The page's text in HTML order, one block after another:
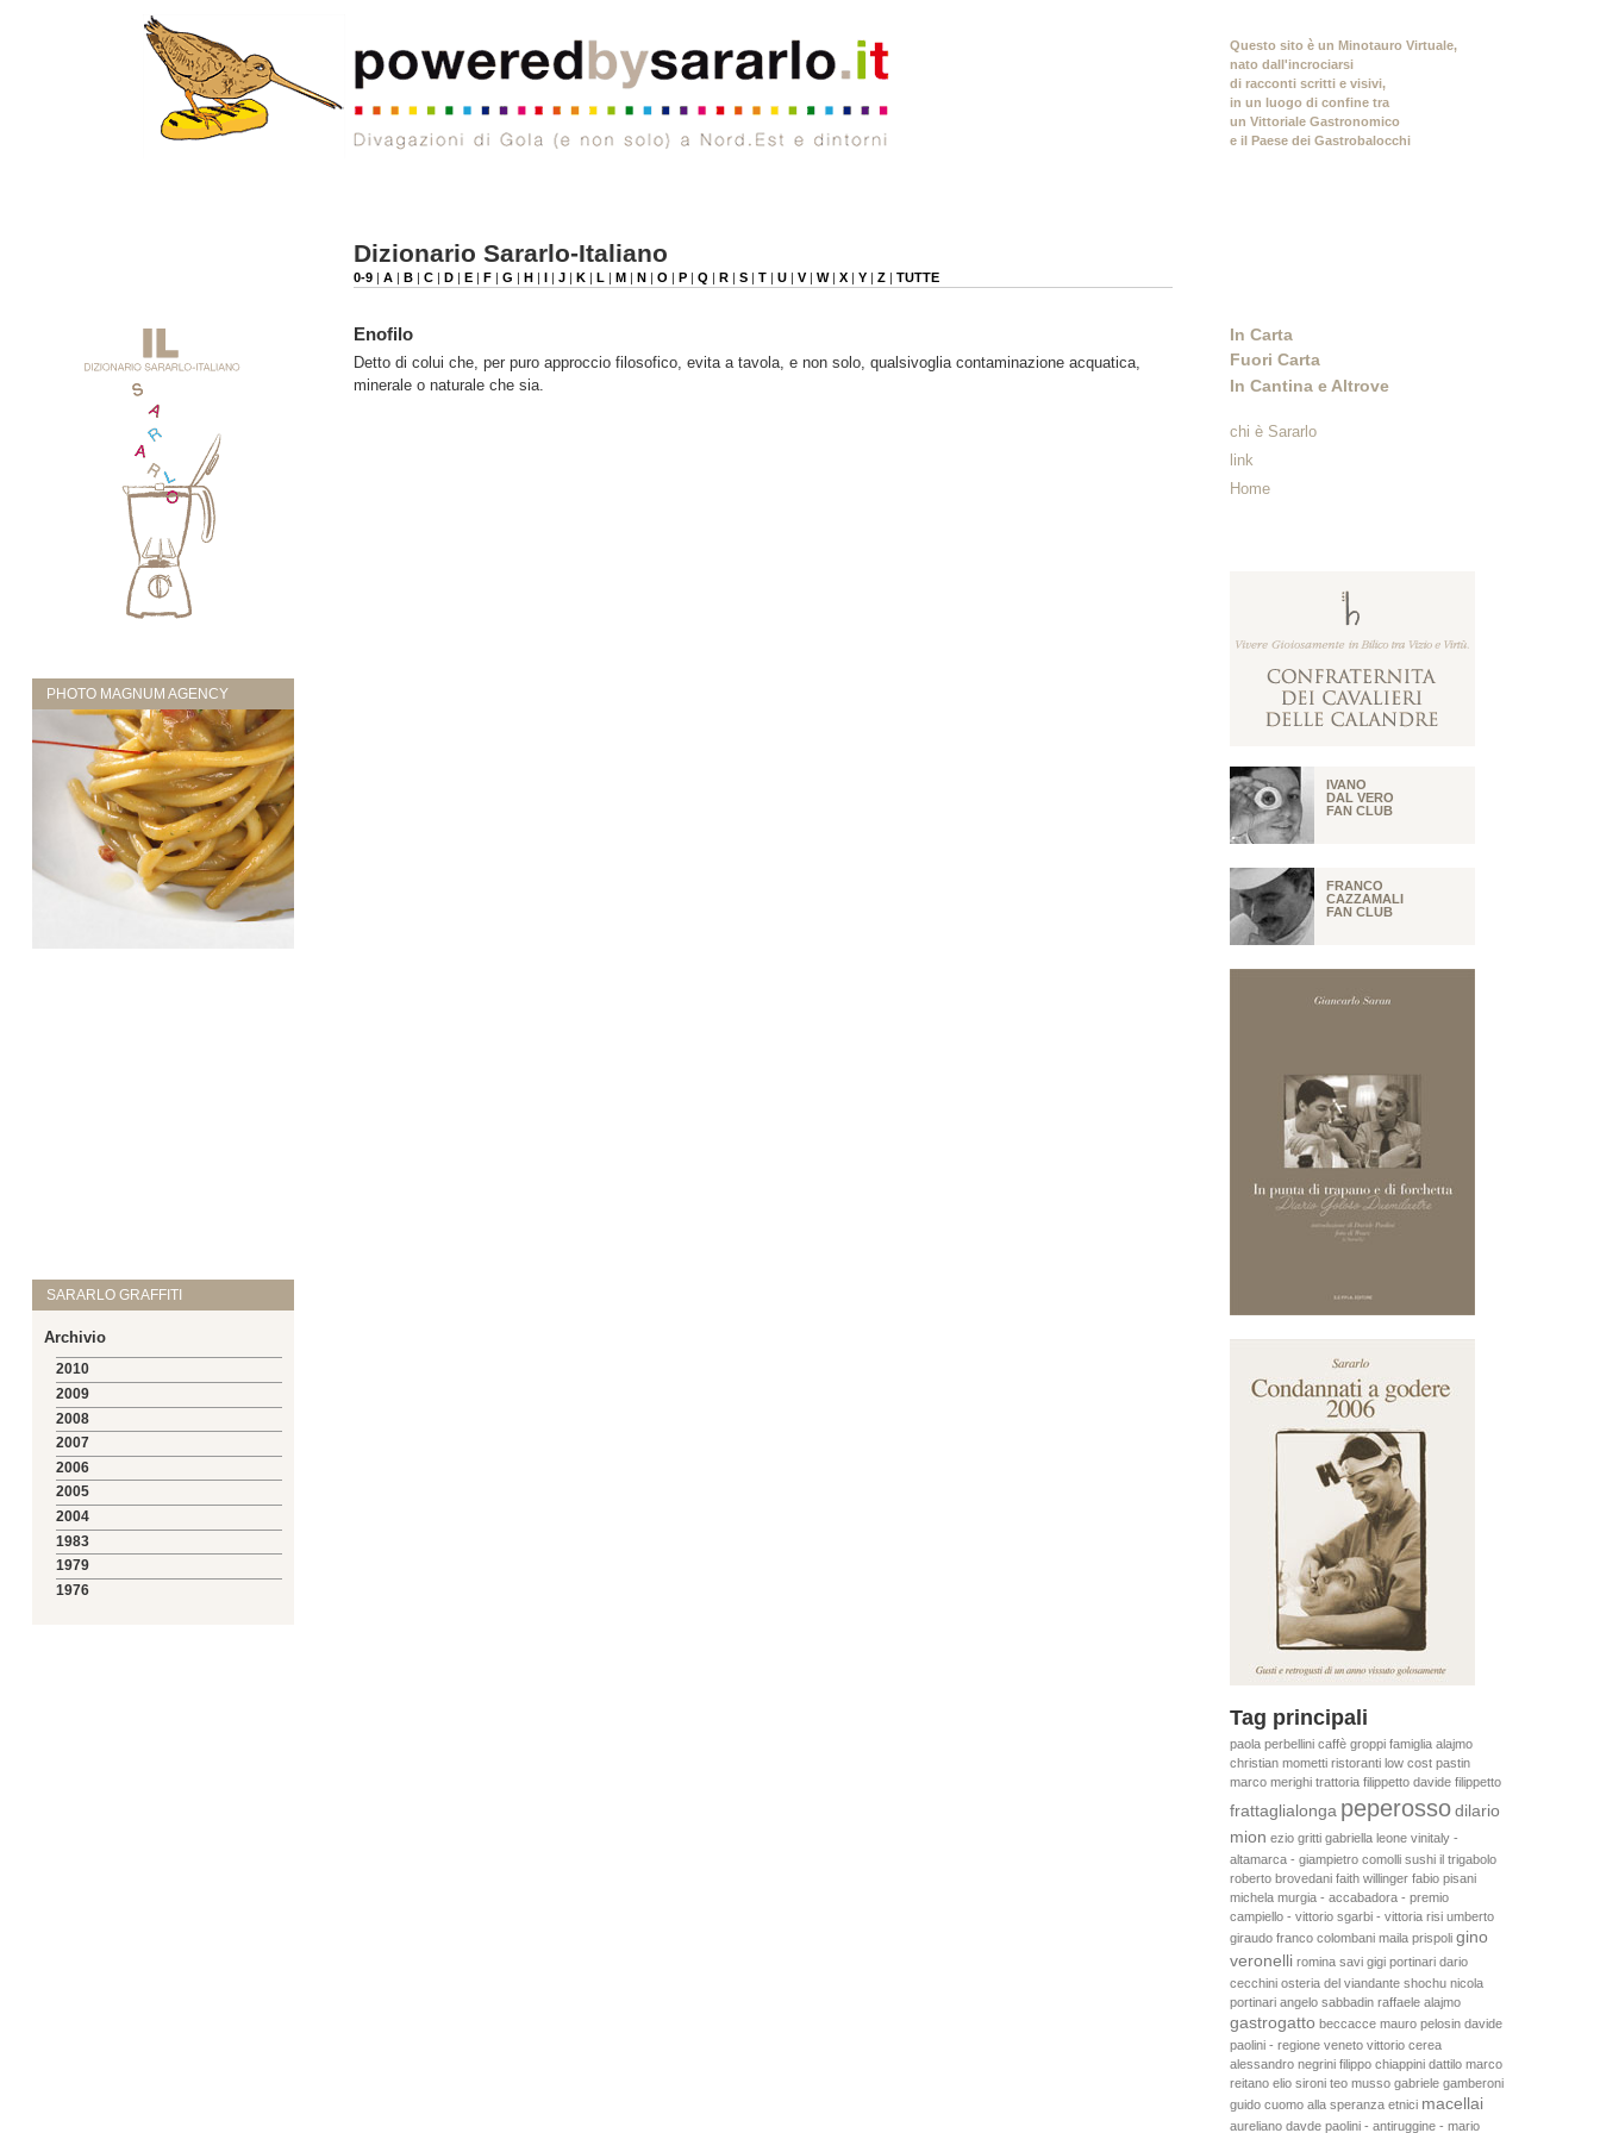
PHOTO MAGNUM AGENCY
SARARLO GRAFFITI
Archivio
2010
2009
2008
2007
2006
2005
2004
1983
1979
1976
Dizionario Sararlo-Italiano
0-9| A| B| C| D| E| F| G | H| I| J| K| L | M| N| O | P| Q | R| S| T| U| V| W| X| Y| Z| TUTTE
Enofilo
Detto di colui che, per puro approccio filosofico, evita a tavola, e non solo, qualsivoglia contaminazione acquatica,
minerale o naturale che sia.
Questo sito è un Minotauro Virtuale,
nato dall'incrociarsi
di racconti scritti e visivi,
in un luogo di confine tra
un Vittoriale Gastronomico
e il Paese dei Gastrobalocchi
In Carta
Fuori Carta
In Cantina e Altrove
chi è Sararlo
link
Home
IVANO
DAL VERO
FAN CLUB
FRANCO
CAZZAMALI
FAN CLUB
Tag principali
paola perbellini caffè groppi famiglia alajmo
christian mometti ristoranti low cost pastin
marco merighi trattoria filippetto davide filippetto
frattaglialonga peperosso dilario
mion ezio gritti gabriella leone vinitaly -
altamarca - giampietro comolli sushi il trigabolo
roberto brovedani faith willinger fabio pisani
michela murgia - accabadora - premio
campiello - vittorio sgarbi - vittoria risi umberto
giraudo franco colombani maila prispoli gino
veronelli romina savi gigi portinari dario
cecchini osteria del viandante shochu nicola
portinari angelo sabbadin raffaele alajmo
gastrogatto beccacce mauro pelosin davide
paolini - regione veneto vittorio cerea
alessandro negrini filippo chiappini dattilo marco
reitano elio sironi teo musso gabriele gamberoni
guido cuomo alla speranza etnici macellai
aureliano davde paolini - antiruggine - mario